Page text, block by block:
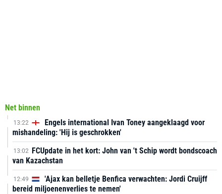
Net binnen
13:22
Engels international Ivan Toney aangeklaagd voor
mishandeling: 'Hij is geschrokken'
13:02 FCUpdate in het kort: John van 't Schip wordt bondscoach
van Kazachstan
12:49
'Ajax kan belletje Benfica verwachten: Jordi Cruijff
bereid miljoenenverlies te nemen'